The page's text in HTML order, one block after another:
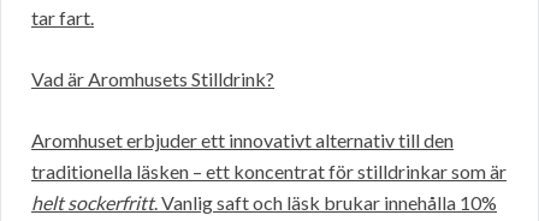
tar fart.
Vad är Aromhusets Stilldrink?
Aromhuset erbjuder ett innovativt alternativ till den
traditionella läsken – ett koncentrat för stilldrinkar som är
helt sockerfritt. Vanlig saft och läsk brukar innehålla 10%